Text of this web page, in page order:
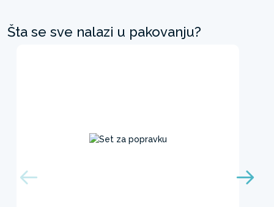
Šta se sve nalazi u pakovanju?